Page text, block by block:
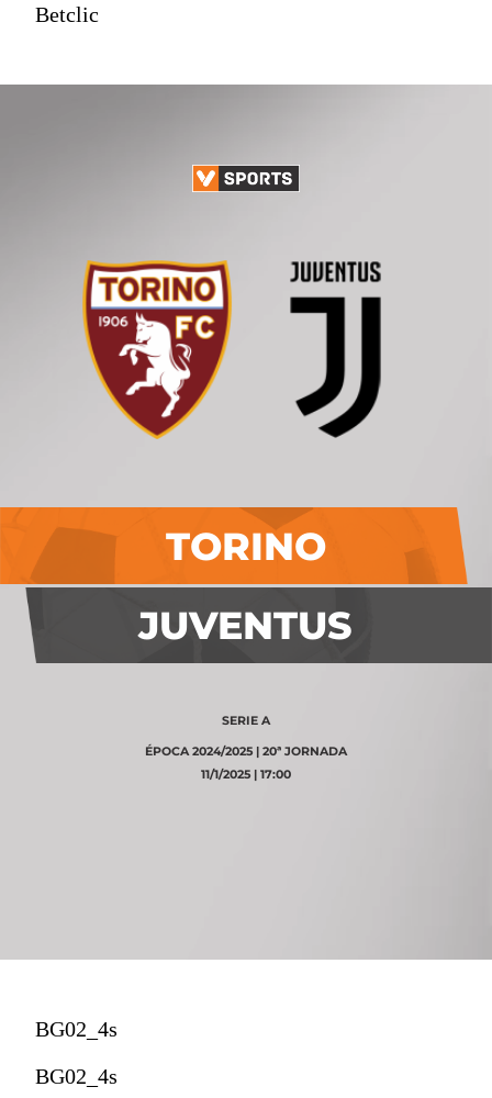
Betclic
TORINO
JUVENTUS
SERIE A
ÉPOCA 2024/2025 | 20ª JORNADA
11/1/2025 | 17:00
BG02_4s
BG02_4s